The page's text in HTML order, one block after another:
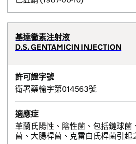
基達黴素注射液
D.S. GENTAMICIN INJECTION
許可證字號
衛署藥輸字第014563號
適應症
革蘭氏陽性、陰性菌、包括鏈球菌
菌、大腸桿菌、克雷白氏桿菌引起